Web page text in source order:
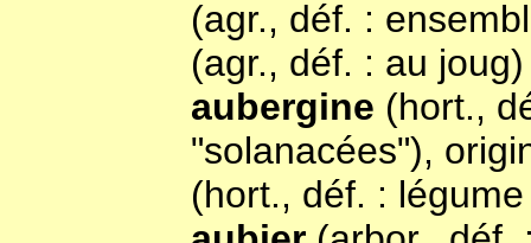
(agr., déf. :
(agr., déf. : au
aubergine (hort.,
"solanacées"),
(hort., déf. :